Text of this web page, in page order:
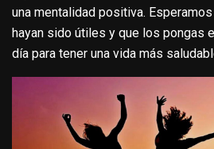
una mentalidad positiva.
hayan sido útiles y que los pongas
día para tener una vida más